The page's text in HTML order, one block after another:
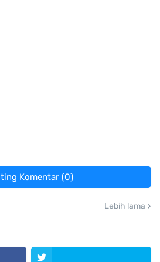
Komentar (0)
Lebih lama